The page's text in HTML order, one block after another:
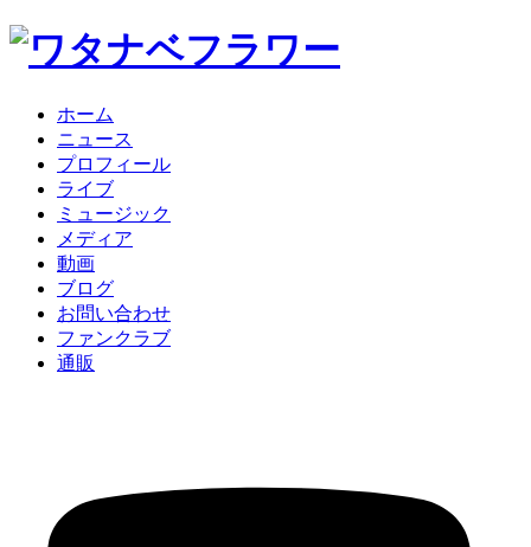
ホーム
ニュース
プロフィール
ライブ
ミュージック
メディア
動画
ブログ
お問い合わせ
ファンクラブ
通販